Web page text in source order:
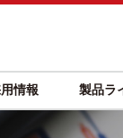
情報 製品ラ